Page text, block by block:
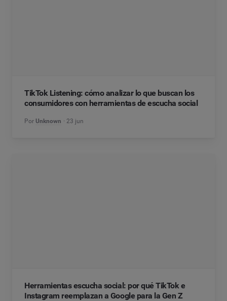
TikTok Listening: cómo analizar lo que buscan los
consumidores con herramientas de escucha social
Por Unknown 23 jun
Herramientas escucha social: por qué TikTok e
Instagram reemplazan a Google para la Gen Z